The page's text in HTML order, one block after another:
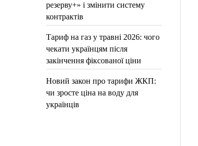
резерву+» і змінити систему
контрактів
Тариф на газ у травні 2026: чого
чекати українцям після
закінчення фіксованої ціни
Новий закон про тарифи ЖКП:
чи зросте ціна на воду для
українців